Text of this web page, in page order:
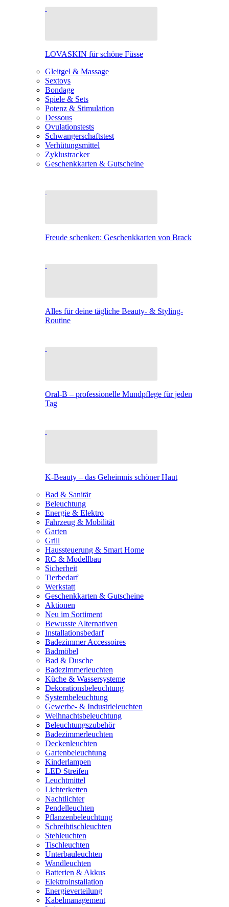
LOVASKIN für schöne Füsse
Gleitgel & Massage
Sextoys
Bondage
Spiele & Sets
Potenz & Stimulation
Dessous
Ovulationstests
Schwangerschaftstest
Verhütungsmittel
Zyklustracker
Geschenkkarten & Gutscheine
Freude schenken: Geschenkkarten von Brack
Alles für deine tägliche Beauty- & Styling-
Routine
Oral-B – professionelle Mundpflege für jeden
Tag
K-Beauty – das Geheimnis schöner Haut
Bad & Sanitär
Beleuchtung
Energie & Elektro
Fahrzeug & Mobilität
Garten
Grill
Haussteuerung & Smart Home
RC & Modellbau
Sicherheit
Tierbedarf
Werkstatt
Geschenkkarten & Gutscheine
Aktionen
Neu im Sortiment
Bewusste Alternativen
Installationsbedarf
Badezimmer Accessoires
Badmöbel
Bad & Dusche
Badezimmerleuchten
Küche & Wassersysteme
Dekorationsbeleuchtung
Systembeleuchtung
Gewerbe- & Industrieleuchten
Weihnachtsbeleuchtung
Beleuchtungszubehör
Badezimmerleuchten
Deckenleuchten
Gartenbeleuchtung
Kinderlampen
LED Streifen
Leuchtmittel
Lichterketten
Nachtlichter
Pendelleuchten
Pflanzenbeleuchtung
Schreibtischleuchten
Stehleuchten
Tischleuchten
Unterbauleuchten
Wandleuchten
Batterien & Akkus
Elektroinstallation
Energieverteilung
Kabelmanagement